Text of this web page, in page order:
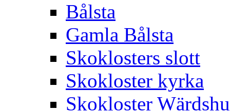
Bålsta
Gamla Bålsta
Skoklosters slott
Skokloster kyrka
Skokloster